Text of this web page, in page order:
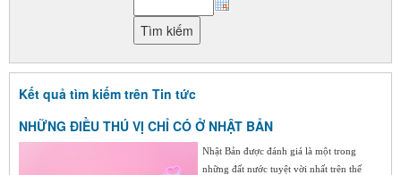
Kết quả tìm kiếm trên Tin tức
NHỮNG ĐIỀU THÚ VỊ CHỈ CÓ Ở NHẬT BẢN
Nhật Bản được đánh giá là một trong
những đất nước tuyệt vời nhất trên thế